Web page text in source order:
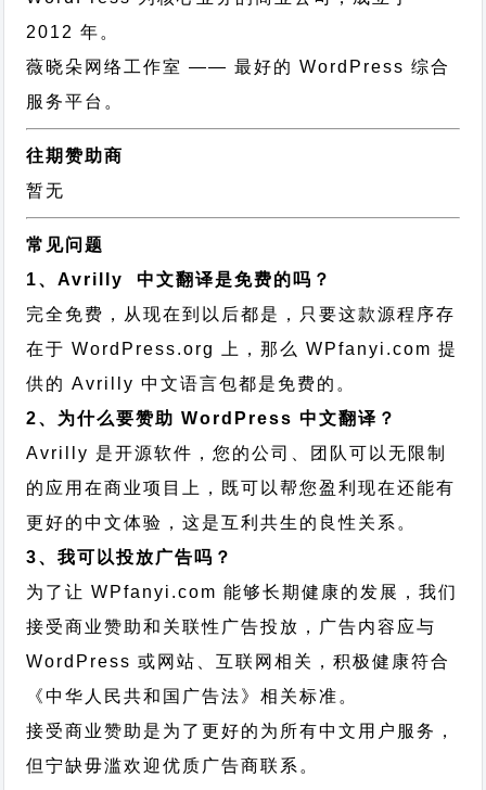
2012 年。
薇晓朵网络工作室 —— 最好的 WordPress 综合
服务平台。
往期赞助商
暂无
常见问题
1、Avrilly 中文翻译是免费的吗？
完全免费，从现在到以后都是，只要这款源程序存
在于 WordPress.org 上，那么 WPfanyi.com 提
供的 Avrilly 中文语言包都是免费的。
2、为什么要赞助 WordPress 中文翻译？
Avrilly 是开源软件，您的公司、团队可以无限制
的应用在商业项目上，既可以帮您盈利现在还能有
更好的中文体验，这是互利共生的良性关系。
3、我可以投放广告吗？
为了让 WPfanyi.com 能够长期健康的发展，我们
接受商业赞助和关联性广告投放，广告内容应与
WordPress 或网站、互联网相关，积极健康符合
《中华人民共和国广告法》相关标准。
接受商业赞助是为了更好的为所有中文用户服务，
但宁缺毋滥欢迎优质广告商联系。